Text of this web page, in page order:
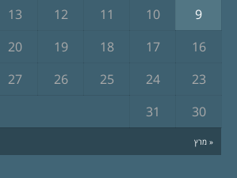
« מרץ
9
10
11
12
13
16
17
18
19
20
23
24
25
26
27
30
31